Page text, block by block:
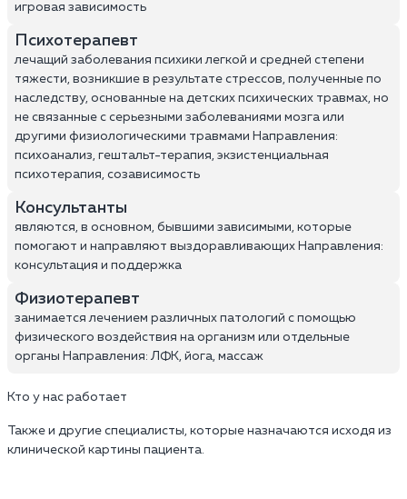
игровая зависимость
Психотерапевт
лечащий заболевания психики легкой и средней степени
тяжести, возникшие в результате стрессов, полученные по
наследству, основанные на детских психических травмах, но
не связанные с серьезными заболеваниями мозга или
другими физиологическими травмами Направления:
психоанализ, гештальт-терапия, экзистенциальная
психотерапия, созависимость
Консультанты
являются, в основном, бывшими зависимыми, которые
помогают и направляют выздоравливающих Направления:
консультация и поддержка
Физиотерапевт
занимается лечением различных патологий с помощью
физического воздействия на организм или отдельные
органы Направления: ЛФК, йога, массаж
Кто у нас работает
Также и другие специалисты, которые назначаются исходя из
клинической картины пациента.